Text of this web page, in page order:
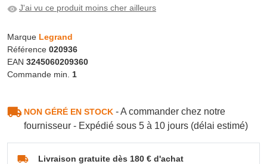
J'ai vu ce produit moins cher ailleurs
Marque Legrand
Référence 020936
EAN 3245060209360
Commande min. 1
NON GÉRÉ EN STOCK- A commander chez notre
fournisseur - Expédié sous 5 à 10 jours (délai estimé)
Livraison gratuite dès 180 € d'achat